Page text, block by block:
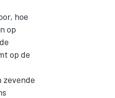
hoe
op
op de
zevende